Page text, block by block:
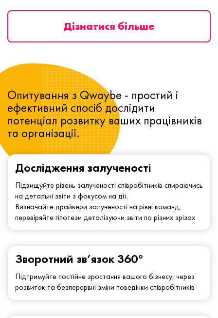
Дізнатися більше
Дослідження залученості
Підвищуйте рівень залученості співробітників спираючись
на детальні звіти з фокусом на дії.
Визначайте драйвери залученості на рівні команд,
перевіряйте гіпотези деталізуючи звіти по різних зрізах
Зворотний зв’язок 360°
Підтримуйте постійне зростання вашого бізнесу, через
розвиток та безперервні зміни поведінки співробітників
Опитування з Qwaybe - простий і
ефективний спосіб дослідити
потенціал розвитку ваших працівників
та організації.